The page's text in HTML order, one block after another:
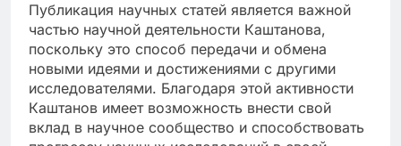
Публикация научных статей является важной
частью научной деятельности Каштанова,
поскольку это способ передачи и обмена
новыми идеями и достижениями с другими
исследователями. Благодаря этой активности
Каштанов имеет возможность внести свой
вклад в научное сообщество и способствовать